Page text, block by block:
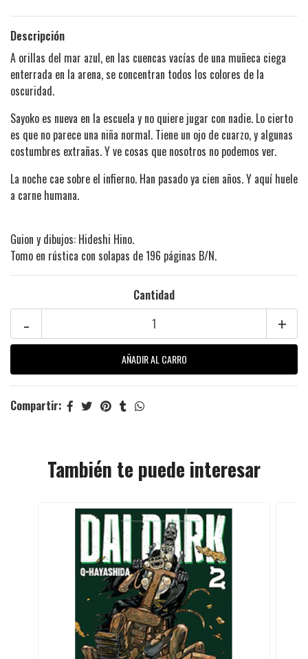
Descripción
A orillas del mar azul, en las cuencas vacías de una muñeca ciega
enterrada en la arena, se concentran todos los colores de la
oscuridad.
Sayoko es nueva en la escuela y no quiere jugar con nadie. Lo cierto
es que no parece una niña normal. Tiene un ojo de cuarzo, y algunas
costumbres extrañas. Y ve cosas que nosotros no podemos ver.
La noche cae sobre el infierno. Han pasado ya cien años. Y aquí huele
a carne humana.
Guion y dibujos: Hideshi Hino.
Tomo en rústica con solapas de 196 páginas B/N.
Cantidad
+
-
Compartir:
También te puede interesar